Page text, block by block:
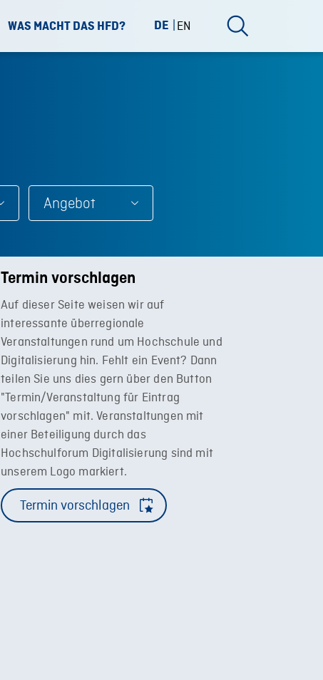
WAS MACHT DAS HFD? DE EN
Angebot
Termin vorschlagen
Auf dieser Seite weisen wir auf
interessante überregionale
Veranstaltungen rund um Hochschule und
Digitalisierung hin. Fehlt ein Event? Dann
teilen Sie uns dies gern über den Button
"Termin/Veranstaltung für Eintrag
vorschlagen" mit. Veranstaltungen mit
einer Beteiligung durch das
Hochschulforum Digitalisierung sind mit
unserem Logo markiert.
Termin vorschlagen